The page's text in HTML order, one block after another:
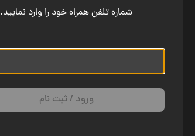
شماره تلفن همراه خود را وارد نمایید.
ورود / ثبت نام